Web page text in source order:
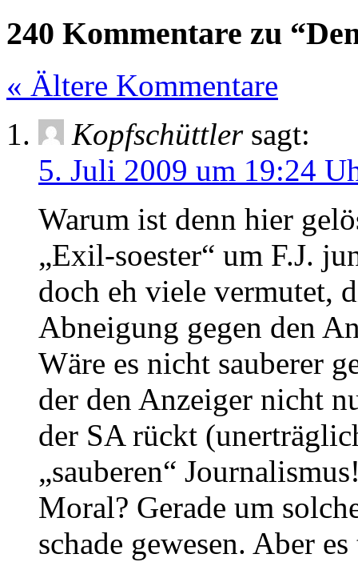
240 Kommentare zu
« Ältere Kommentare
Kopfschüttler sagt:
5. Juli 2009 um 19:24
Warum ist denn hier
„Exil-soester“ um F.J.
doch eh viele vermutet,
Abneigung gegen den
Wäre es nicht sauberer
der den Anzeiger nicht
der SA rückt
„sauberen“
Moral? Gerade um
schade gewesen. Aber